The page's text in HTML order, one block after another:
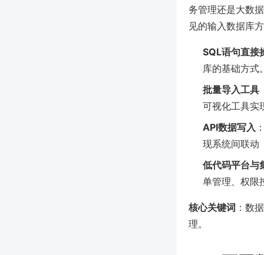
务管理还是大数
见的输入数据库
SQL语句直接
库的基础方式
批量导入工具
可视化工具实
API数据写入
现系统间联动
低代码平台与
单管理、权限
核心关键词 ：数
理。